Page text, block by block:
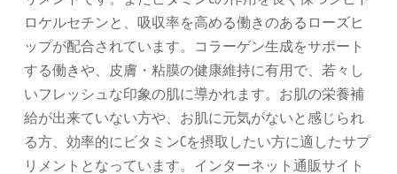
ロケルセチンと、吸収率を高める働きのあるローズヒ
ップが配合されています。コラーゲン生成をサポート
する働きや、皮膚・粘膜の健康維持に有用で、若々し
いフレッシュな印象の肌に導かれます。お肌の栄養補
給が出来ていない方や、お肌に元気がないと感じられ
る方、効率的にビタミンCを摂取したい方に適したサプ
リメントとなっています。インターネット通販サイト